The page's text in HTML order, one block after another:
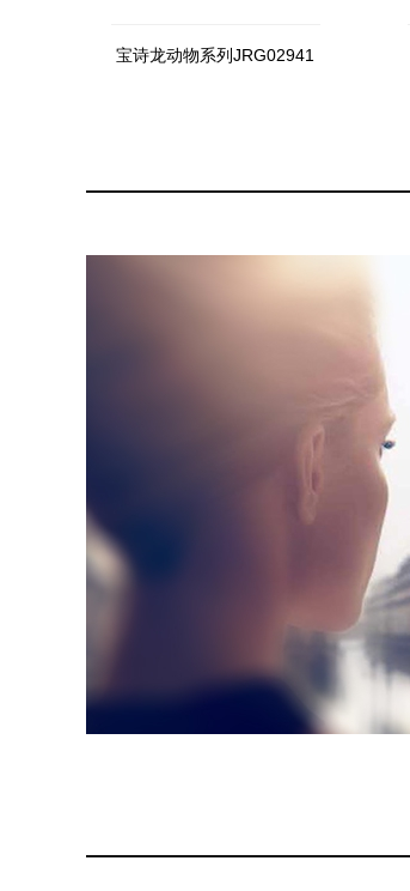
宝诗龙动物系列JRG02941